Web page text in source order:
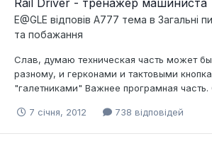
E@GLE відповів A777 тема в Загальні
та побажання
Слав, думаю техническая часть может
разному, и герконами и тактовыми
"галетниками" Важнее програмная
7 січня, 2012 738 відповідей